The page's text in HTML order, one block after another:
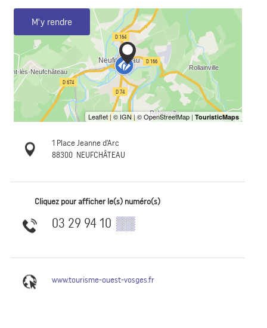
M'y rendre
1 Place Jeanne d'Arc
88300 NEUFCHÂTEAU
Cliquez pour afficher le(s) numéro(s)
03 29 94 10 ▒▒
www.tourisme-ouest-vosges.fr